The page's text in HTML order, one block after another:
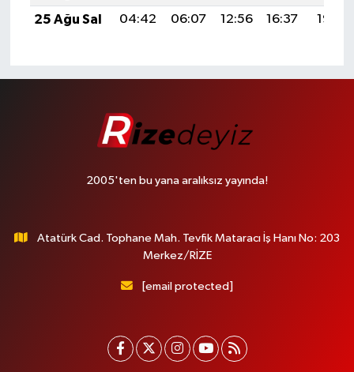
25 Ağu Sal
04:42 06:07 12:56 16:37 19:35
2005'ten bu yana aralıksız yayında!
Atatürk Cad. Tophane Mah. Tevfik Mataracı İş Hanı No: 203
Merkez/RİZE
[email protected]